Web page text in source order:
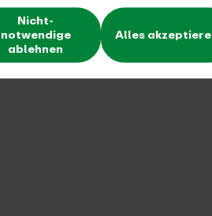
Nicht-
notwendige
ablehnen
Alles